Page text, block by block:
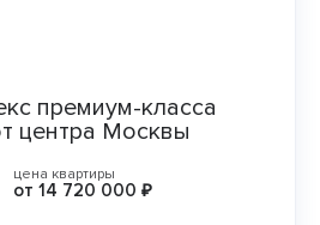
премиум-класса
центра Москвы
цена квартиры
от 14 720 000 ₽